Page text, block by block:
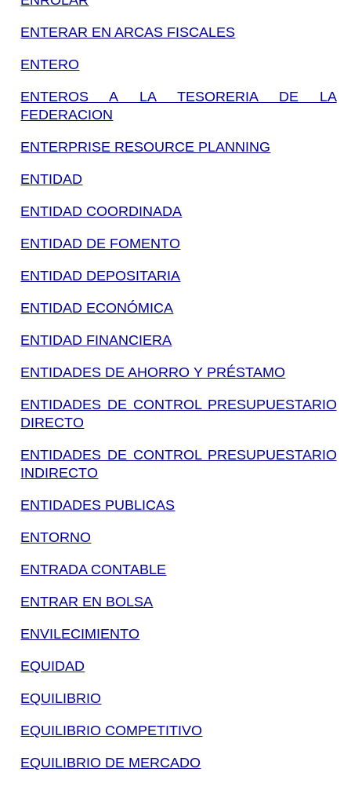
ENTERAR EN ARCAS FISCALES
ENTERO
ENTEROS A LA TESORERIA DE LA
FEDERACION
ENTERPRISE RESOURCE PLANNING
ENTIDAD
ENTIDAD COORDINADA
ENTIDAD DE FOMENTO
ENTIDAD DEPOSITARIA
ENTIDAD ECONÓMICA
ENTIDAD FINANCIERA
ENTIDADES DE AHORRO Y PRÉSTAMO
ENTIDADES DE CONTROL PRESUPUESTARIO
DIRECTO
ENTIDADES DE CONTROL PRESUPUESTARIO
INDIRECTO
ENTIDADES PUBLICAS
ENTORNO
ENTRADA CONTABLE
ENTRAR EN BOLSA
ENVILECIMIENTO
EQUIDAD
EQUILIBRIO
EQUILIBRIO COMPETITIVO
EQUILIBRIO DE MERCADO